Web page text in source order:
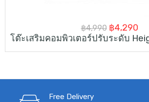
฿4,990 Original
price
฿4,290
Free Delivery